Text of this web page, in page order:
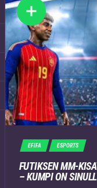
EFIFA ESPORTS
FUTIKSEN MM-
– KUMPI ON